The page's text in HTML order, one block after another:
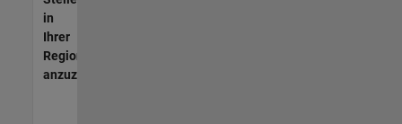
in
Ihrer
Region
anzuzeigen.